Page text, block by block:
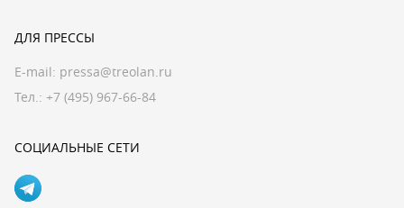
ДЛЯ ПРЕССЫ
E-mail: pressa@treolan.ru
Тел.: +7 (495) 967-66-84
СОЦИАЛЬНЫЕ СЕТИ